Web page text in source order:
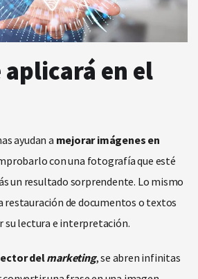
aplicará en el
ayudan a mejorar imágenes en
con una fotografía que esté
un resultado sorprendente. Lo mismo
restauración de documentos o textos
lectura e interpretación.
delmarketing, se abren infinitas